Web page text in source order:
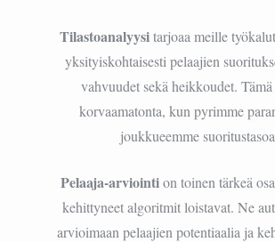
Tilastoanalyysitarjoaa meille
yksityiskohtaisesti pelaajien
vahvuudet sekä heikkoudet.
korvaamatonta, kun pyrimme
joukkueemme
Pelaaja-arviointion toinen tärkeä
kehittyneet algoritmit loistavat. Ne
arvioimaan pelaajien potentiaalia ja